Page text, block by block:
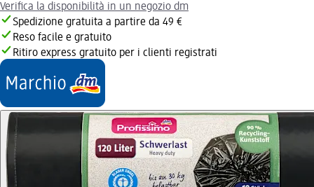
Verifica la disponibilità in un negozio dm
Spedizione gratuita a partire da 49 €
Reso facile e gratuito
Ritiro express gratuito per i clienti registrati